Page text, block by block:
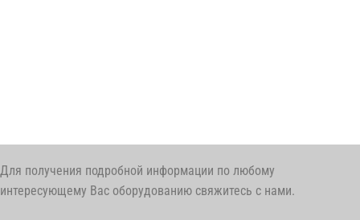
Для получения подробной информации по любому
интересующему Вас оборудованию свяжитесь с нами.